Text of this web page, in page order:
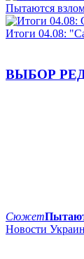
Пытаются
Итоги 04.08:
ВЫБОР
Сюжет
Новости